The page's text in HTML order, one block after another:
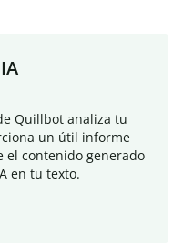
Quillbot analiza tu
un útil informe
el contenido generado
en tu texto.